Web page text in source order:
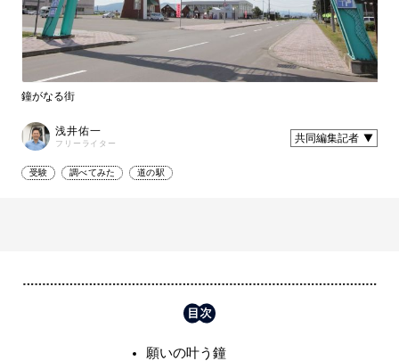
鐘がなる街
浅井佑一
フリーライター 共同編集記者
受験 調べてみた 道の駅
願いの叶う鐘